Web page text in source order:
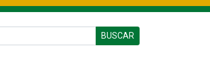
BUSCAR